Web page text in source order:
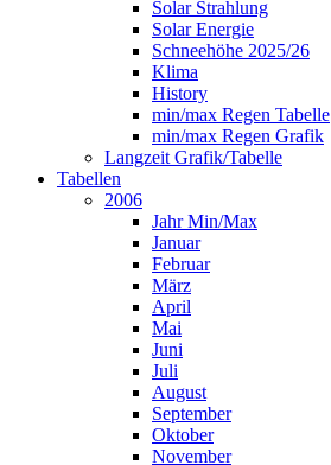
Solar Strahlung
Solar Energie
Schneehöhe 2025/26
Klima
History
min/max Regen Tabelle
min/max Regen Grafik
Langzeit Grafik/Tabelle
Tabellen
2006
Jahr Min/Max
Januar
Februar
März
April
Mai
Juni
Juli
August
September
Oktober
November